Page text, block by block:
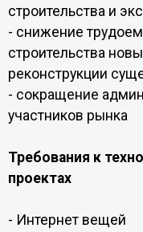
строительства и
- снижение
строительства
реконструкции
- сокращение
участников рынка
Требования к
проектах
- Интернет вещей